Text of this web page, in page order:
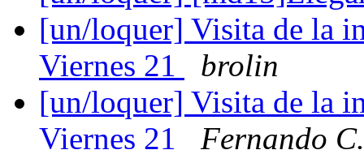
[un/loquer] Visita de la
Viernes 21
brolin
[un/loquer] Visita de la
Viernes 21
Fernando